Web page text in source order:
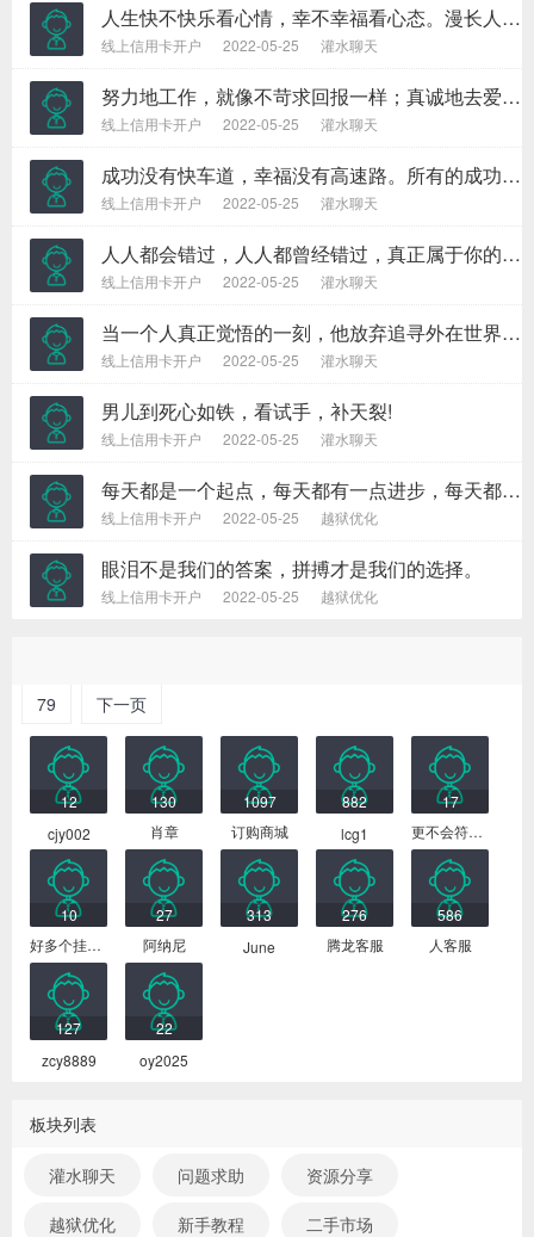
人生快不快乐看心情，幸不幸福看心态。漫长人生中，什么都不是一眼看到头的，一时的春风得意算不了什么，一时的失败也不能算数。
线上信用卡开户 2022-05-25 灌水聊天
努力地工作，就像不苛求回报一样；真诚地去爱，就像从来没有受过伤害一样；投入地跳舞，就像没有人在一旁看着你一样。这样的生活，肯定可以给你带来快乐。
线上信用卡开户 2022-05-25 灌水聊天
成功没有快车道，幸福没有高速路。所有的成功，都来自不倦的努力和奔跑；所有幸福，都来自平凡的奋斗和坚持。
线上信用卡开户 2022-05-25 灌水聊天
人人都会错过，人人都曾经错过，真正属于你的，永远不会错过。
线上信用卡开户 2022-05-25 灌水聊天
当一个人真正觉悟的一刻，他放弃追寻外在世界的财富，而开始追寻他?刃氖澜绲恼嬲?财富。
线上信用卡开户 2022-05-25 灌水聊天
男儿到死心如铁，看试手，补天裂!
线上信用卡开户 2022-05-25 灌水聊天
每天都是一个起点，每天都有一点进步，每天都有一点收获!
线上信用卡开户 2022-05-25 越狱优化
眼泪不是我们的答案，拼搏才是我们的选择。
线上信用卡开户 2022-05-25 越狱优化
79
下一页
最新会员
12
cjy002
130
肖章
1097
订购商城
882
lcg1
17
更不会符合你
10
好多个挂号费
27
阿纳尼
313
June
276
腾龙客服
586
人客服
127
zcy8889
22
oy2025
板块列表
灌水聊天 问题求助 资源分享
越狱优化 新手教程 二手市场